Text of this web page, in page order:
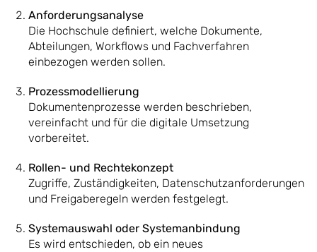
Anforderungsanalyse
Die Hochschule definiert, welche Dokumente,
Abteilungen, Workflows und Fachverfahren
einbezogen werden sollen.
Prozessmodellierung
Dokumentenprozesse werden beschrieben,
vereinfacht und für die digitale Umsetzung
vorbereitet.
Rollen- und Rechtekonzept
Zugriffe, Zuständigkeiten, Datenschutzanforderungen
und Freigaberegeln werden festgelegt.
Systemauswahl oder Systemanbindung
Es wird entschieden, ob ein neues